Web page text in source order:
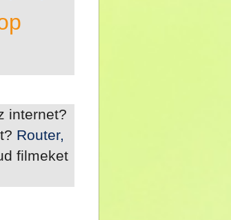
internet?
Router,
filmeket